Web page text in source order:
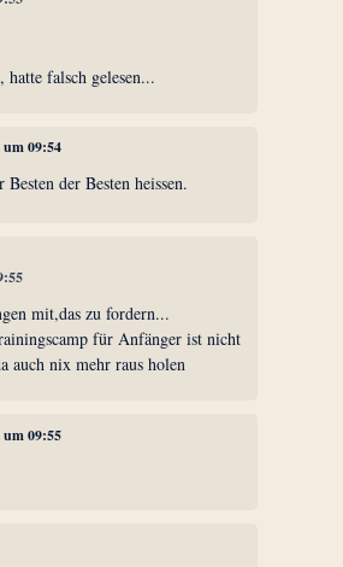
falsch gelesen...
um 09:54
der Besten heissen.
mit,das zu fordern...
für Anfänger ist nicht
auch nix mehr raus holen
um 09:55